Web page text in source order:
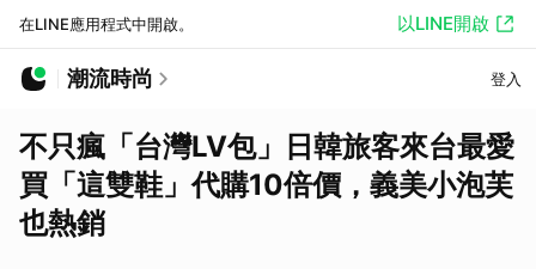
在LINE應用程式中開啟。 以LINE開啟
潮流時尚 登入
不只瘋「台灣LV包」日韓旅客來台最愛
買「這雙鞋」代購10倍價，義美小泡芙
也熱銷